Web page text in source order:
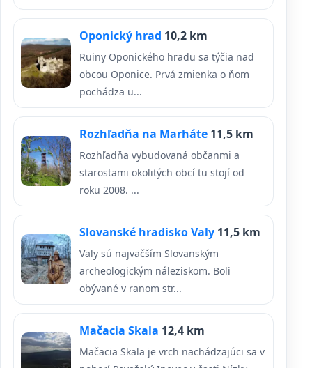
Oponický hrad 10,2 km
Ruiny Oponického hradu sa týčia nad
obcou Oponice. Prvá zmienka o ňom
pochádza u...
Rozhľadňa na Marháte 11,5 km
Rozhľadňa vybudovaná občanmi a
starostami okolitých obcí tu stojí od
roku 2008. ...
Slovanské hradisko Valy 11,5 km
Valy sú najväčším Slovanským
archeologickým náleziskom. Boli
obývané v ranom str...
Mačacia Skala 12,4 km
Mačacia Skala je vrch nachádzajúci sa v